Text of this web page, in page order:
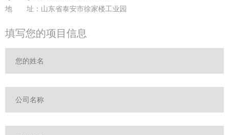
地 址：山东省泰安市徐家楼工业园
填写您的项目信息